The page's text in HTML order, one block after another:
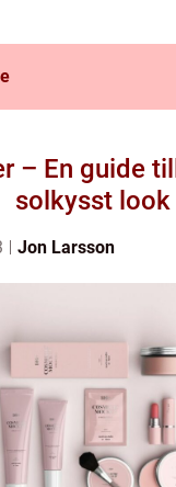
– En guide
solkysst look
Jon Larsson